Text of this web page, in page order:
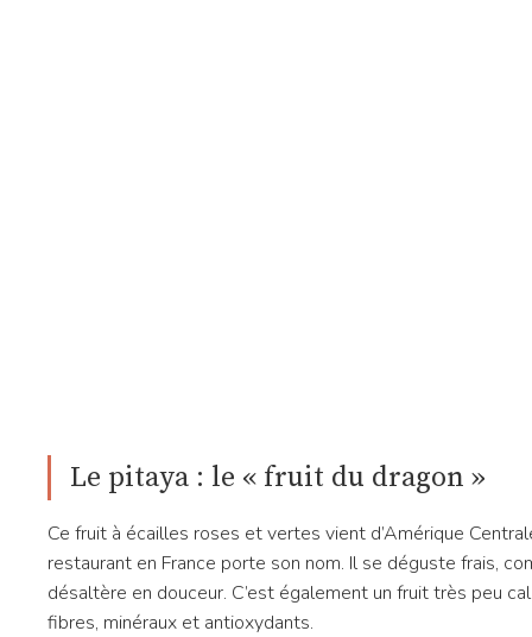
Le pitaya : le « fruit du dragon »
Ce fruit à écailles roses et vertes vient d’Amérique
restaurant en France porte son nom. Il se déguste frais,
désaltère en douceur. C’est également un fruit très peu
fibres, minéraux et antioxydants.